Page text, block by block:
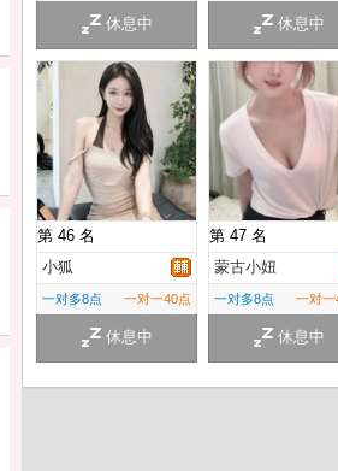
休息中 休息中
第 46 名
小狐
一对多8点 一对一40点
休息中
第 47 名
蒙古小妞
一对多8点 一对一
休息中